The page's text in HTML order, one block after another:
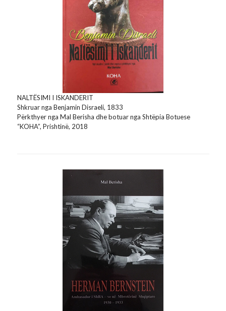
NALTËSIMI I ISKANDERIT
Shkruar nga Benjamin Disraeli, 1833
Përkthyer nga Mal Berisha dhe botuar nga Shtëpia Botuese
“KOHA”, Prishtinë, 2018